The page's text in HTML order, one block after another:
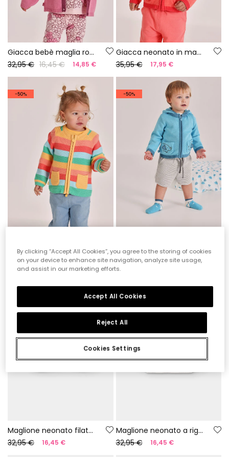
Giacca bebè maglia rosa
32,95 € 16,45 € 14,85 €
Giacca neonato in maglia rosa
35,95 €
17,95 €
-50%
32,95 €
16,45 €
-50%
35,95 €
17,95 €
Maglione neonato filato 100% riciclato | Limited Edition
32,95 €
16,45 €
Maglione neonato a righe filato 100% riciclato | Limited Edition
32,95 €
16,45 €
By clicking “Accept All Cookies”, you agree to the storing of cookies
on your device to enhance site navigation, analyze site usage,
and assist in our marketing efforts.
Cookies Settings
Reject All
Accept All Cookies